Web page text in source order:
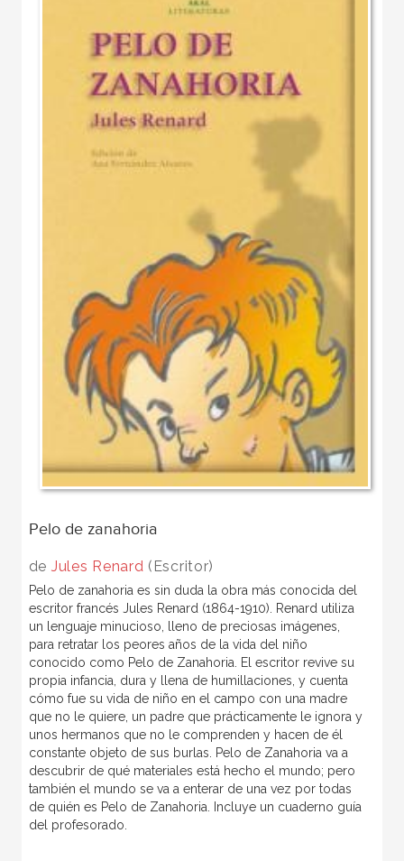
Pelo de zanahoria
de Jules Renard (Escritor)
Pelo de zanahoria es sin duda la obra más conocida del
escritor francés Jules Renard (1864-1910). Renard utiliza
un lenguaje minucioso, lleno de preciosas imágenes,
para retratar los peores años de la vida del niño
conocido como Pelo de Zanahoria. El escritor revive su
propia infancia, dura y llena de humillaciones, y cuenta
cómo fue su vida de niño en el campo con una madre
que no le quiere, un padre que prácticamente le ignora y
unos hermanos que no le comprenden y hacen de él
constante objeto de sus burlas. Pelo de Zanahoria va a
descubrir de qué materiales está hecho el mundo; pero
también el mundo se va a enterar de una vez por todas
de quién es Pelo de Zanahoria. Incluye un cuaderno guía
del profesorado.